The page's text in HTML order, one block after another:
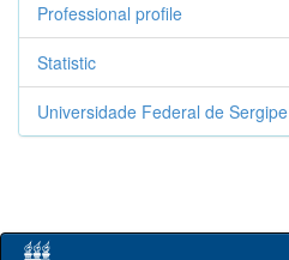
Professional profile
Statistic
Universidade Federal de Sergipe